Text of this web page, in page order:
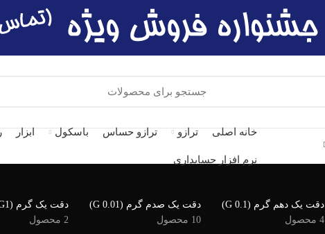
خانه اصلی ترازو ترازو حساس باسکول ابزار
نرم افزار حسابداری
دقت یک دهم گرم (G 0.1)
4 محصول
دقت یک صدم گرم (G 0.01)
10 محصول
دقت یک گرم (G1)
2 محصول